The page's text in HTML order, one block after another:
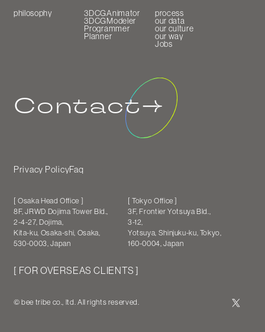
philosophy
3DCGAnimator
3DCGModeler
Programmer
Planner
process
our data
our culture
our way
Jobs
Contact
Privacy PolicyFaq
[ FOR OVERSEAS CLIENTS ]
[ Osaka Head Office ]
8F, JRWD Dojima Tower Bld.,
2-4-27, Dojima,
Kita-ku, Osaka-shi, Osaka,
530-0003, Japan
[ Tokyo Office ]
3F, Frontier Yotsuya Bld.,
3-12,
Yotsuya, Shinjuku-ku, Tokyo,
160-0004, Japan
© bee tribe co., ltd. All rights reserved.